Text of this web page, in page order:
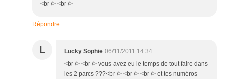
<br /> <br />
Répondre
L Lucky Sophie 06/11/2011 14:34
<br /> <br /> vous avez eu le temps de tout faire dans
les 2 parcs ???<br /> <br /> <br /> et tes numéros